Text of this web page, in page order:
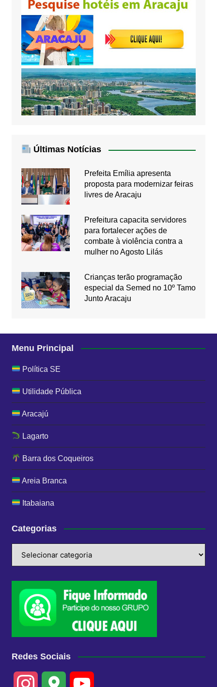
Últimas Notícias
Prefeita Emília apresenta
proposta para modernizar feiras
livres de Aracaju
Prefeitura capacita servidores
para fortalecer ações de
combate à violência contra a
mulher no Agosto Lilás
Crianças terão programação
especial da Semed no 10º Tamo
Junto Aracaju
Menu Principal
Política SE
Utilidade Pública
Aracajú
Lagarto
Barra dos Coqueiros
Areia Branca
Itabaiana
Categorias
Redes Sociais